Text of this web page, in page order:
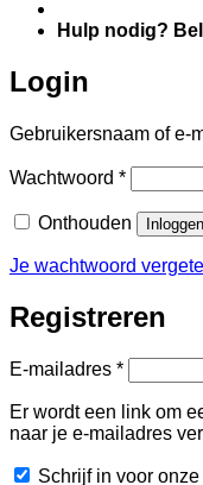
Hulp nodig?
Login
Gebruikersnaam of e-
Wachtwoord *Vereist
Onthouden Inloggen
Je wachtwoord
Registreren
E-mailadres *Vereist
Er wordt een link om
naar je e-mailadres
Schrijf in voor